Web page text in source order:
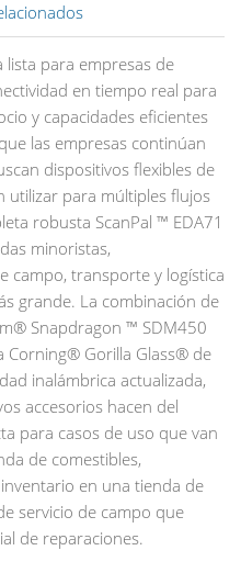
lista para empresas de
en tiempo real para
y capacidades eficientes
las empresas continúan
dispositivos flexibles de
utilizar para múltiples flujos
robusta ScanPal ™ EDA71
minoristas,
campo, transporte y logística
grande. La combinación de
Snapdragon ™ SDM450
Corning® Gorilla Glass® de
inalámbrica actualizada,
accesorios hacen del
para casos de uso que van
de comestibles,
en una tienda de
servicio de campo que
de reparaciones.